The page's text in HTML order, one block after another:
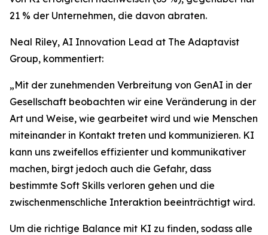
21 % der Unternehmen, die davon abraten.
Neal Riley, AI Innovation Lead at The Adaptavist
Group, kommentiert:
„Mit der zunehmenden Verbreitung von GenAI in der
Gesellschaft beobachten wir eine Veränderung in der
Art und Weise, wie gearbeitet wird und wie Menschen
miteinander in Kontakt treten und kommunizieren. KI
kann uns zweifellos effizienter und kommunikativer
machen, birgt jedoch auch die Gefahr, dass
bestimmte Soft Skills verloren gehen und die
zwischenmenschliche Interaktion beeinträchtigt wird.
Um die richtige Balance mit KI zu finden, sodass alle